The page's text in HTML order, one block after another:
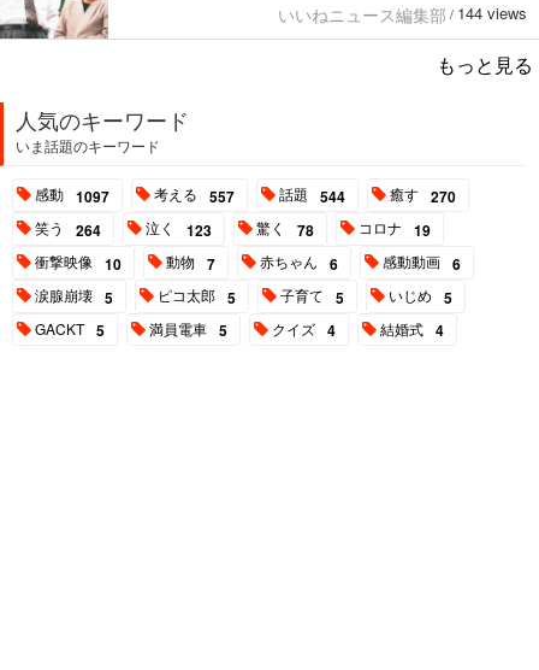
いいねニュース編集部 / 144 views
もっと見る
人気のキーワード
いま話題のキーワード
感動 1097 考える 557 話題 544 癒す 270
笑う 264 泣く 123 驚く 78 コロナ 19
衝撃映像 10 動物 7 赤ちゃん 6 感動動画 6
涙腺崩壊 5 ピコ太郎 5 子育て 5 いじめ 5
GACKT 5 満員電車 5 クイズ 4 結婚式 4